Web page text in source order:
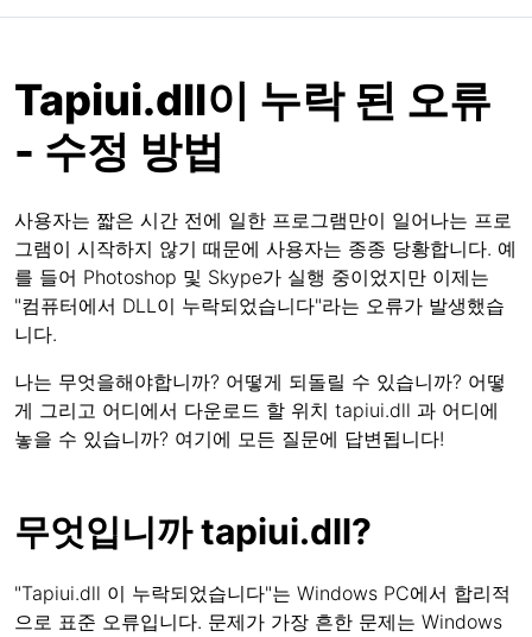
Tapiui.dll이 누락 된 오류
- 수정 방법
사용자는 짧은 시간 전에 일한 프로그램만이 일어나는 프로
그램이 시작하지 않기 때문에 사용자는 종종 당황합니다. 예
를 들어 Photoshop 및 Skype가 실행 중이었지만 이제는
"컴퓨터에서 DLL이 누락되었습니다"라는 오류가 발생했습
니다.
나는 무엇을해야합니까? 어떻게 되돌릴 수 있습니까? 어떻
게 그리고 어디에서 다운로드 할 위치 tapiui.dll 과 어디에
놓을 수 있습니까? 여기에 모든 질문에 답변됩니다!
무엇입니까 tapiui.dll?
"Tapiui.dll 이 누락되었습니다"는 Windows PC에서 합리적
으로 표준 오류입니다. 문제가 가장 흔한 문제는 Windows